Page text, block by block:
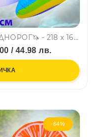
Огромен надуваем дюшек ЕДНОРОГ🦄 - 218 х 160 х 120 см, JILONG, SUMMER ENJOY 37428
/ 44.98 лв.
-64%